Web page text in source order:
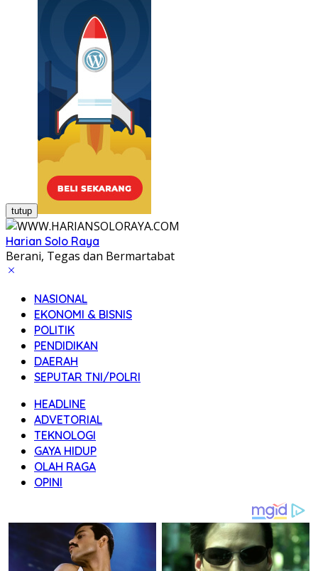
tutup
Harian Solo Raya
Berani, Tegas dan Bermartabat
NASIONAL
EKONOMI & BISNIS
POLITIK
PENDIDIKAN
DAERAH
SEPUTAR TNI/POLRI
HEADLINE
ADVETORIAL
TEKNOLOGI
GAYA HIDUP
OLAH RAGA
OPINI